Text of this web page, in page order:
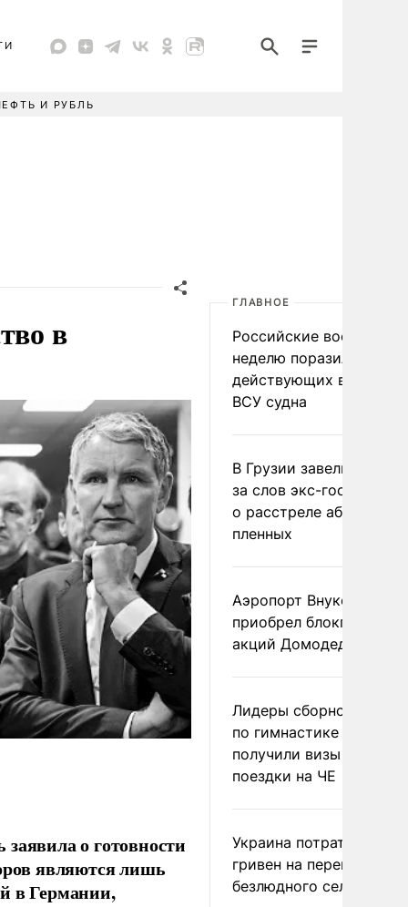
И РУБЛЬ
в
о готовности
являются лишь
в Германии,
ГЛАВНОЕ
Российские военные за
неделю поразили 34
действующих в
ВСУ судна
В Грузии завели дело
за слов экс-
о расстреле абхазских
пленных
Аэропорт Внуково
приобрел блокпакет
акций Домодедово
Лидеры сборной
по гимнастике не
получили визы для
поездки на ЧЕ
Украина потратила 1
гривен на
безлюдного села